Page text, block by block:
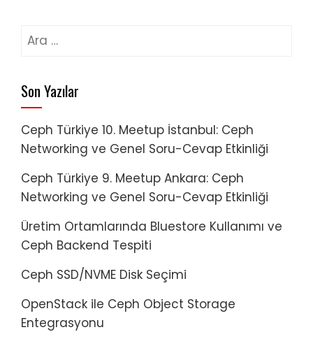
Arama:
Son Yazılar
Ceph Türkiye 10. Meetup İstanbul: Ceph
Networking ve Genel Soru-Cevap Etkinliği
Ceph Türkiye 9. Meetup Ankara: Ceph
Networking ve Genel Soru-Cevap Etkinliği
Üretim Ortamlarında Bluestore Kullanımı ve
Ceph Backend Tespiti
Ceph SSD/NVME Disk Seçimi
OpenStack ile Ceph Object Storage
Entegrasyonu